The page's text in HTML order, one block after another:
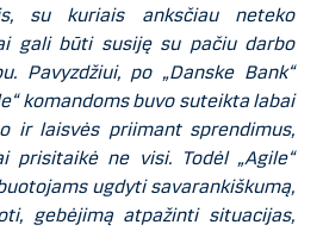
su kuriais anksčiau neteko
gali būti susiję su pačiu darbo
Pavyzdžiui, po „Danske Bank“
komandoms buvo suteikta labai
ir laisvės priimant sprendimus,
ne visi. Todėl „Agile“
ugdyti savarankiškumą,
gebėjimą atpažinti situacijas,